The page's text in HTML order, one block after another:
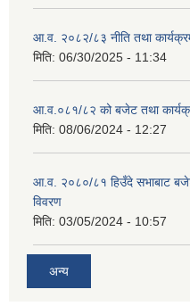
आ.व. २०८२/८३ नीति तथा
मिति: 06/30/2025 - 11:34
आ.व.०८१/८२ को बजेट तथा
मिति: 08/06/2024 - 12:27
आ.व. २०८०/८१ हिउँदे सभाबाट
विवरण
मिति: 03/05/2024 - 10:57
अन्य